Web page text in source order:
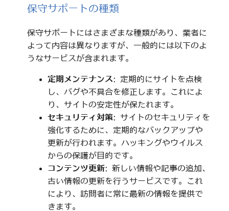
保守サポートの種類
保守サポートにはさまざまな種類があり、業者に
よって内容は異なりますが、一般的には以下のよ
うなサービスが含まれます。
定期メンテナンス: 定期的にサイトを点検
し、バグや不具合を修正します。これによ
り、サイトの安定性が保たれます。
セキュリティ対策: サイトのセキュリティを
強化するために、定期的なバックアップや
更新が行われます。ハッキングやウイルス
からの保護が目的です。
コンテンツ更新: 新しい情報や記事の追加、
古い情報の更新を行うサービスです。これ
により、訪問者に常に最新の情報を提供で
きます。